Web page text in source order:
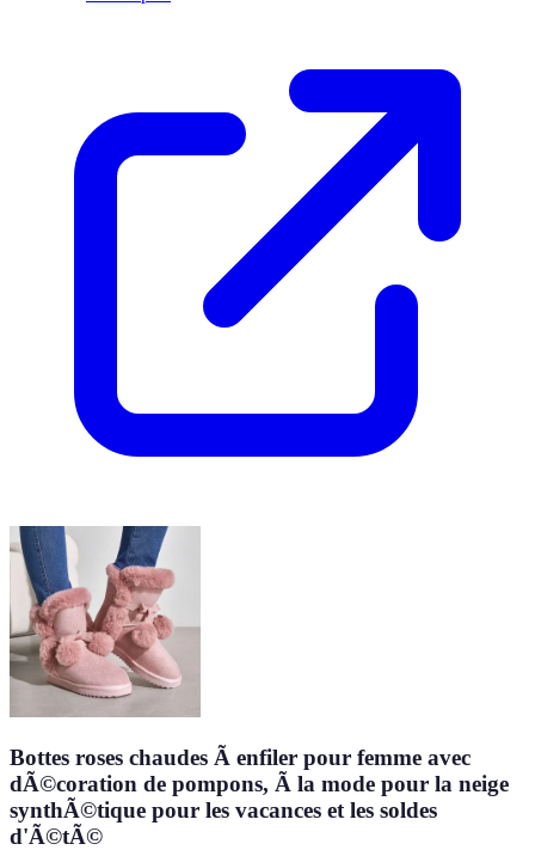
Bottes roses chaudes Ã enfiler pour femme avec
dÃ©coration de pompons, Ã la mode pour la neige
synthÃ©tique pour les vacances et les soldes
d'Ã©tÃ©